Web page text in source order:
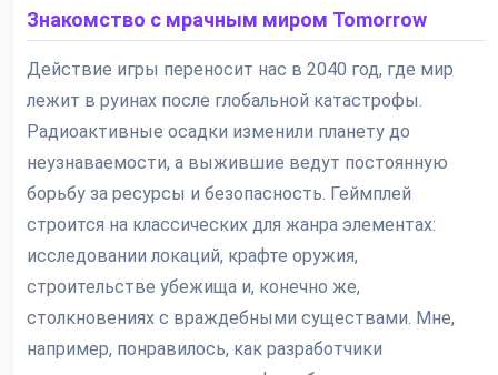
Знакомство с мрачным миром Tomorrow
Действие игры переносит нас в 2040 год, где мир
лежит в руинах после глобальной катастрофы.
Радиоактивные осадки изменили планету до
неузнаваемости, а выжившие ведут постоянную
борьбу за ресурсы и безопасность. Геймплей
строится на классических для жанра элементах:
исследовании локаций, крафте оружия,
строительстве убежища и, конечно же,
столкновениях с враждебными существами. Мне,
например, понравилось, как разработчики